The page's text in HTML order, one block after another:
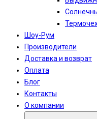
Шоу-Рум
Производители
Доставка и возврат
Оплата
Блог
Контакты
О компании